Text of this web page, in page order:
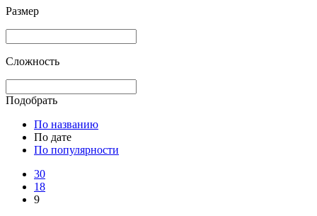
Размер
Сложность
Подобрать
По названию
По дате
По популярности
30
18
9